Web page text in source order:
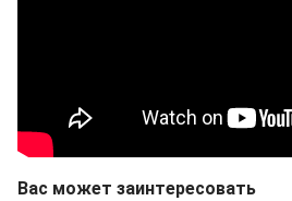
Вас может заинтересовать